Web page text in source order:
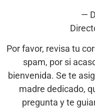
—
Por favor, revisa tu
spam, por si
bienvenida. Se te
madre dedicado,
pregunta y te